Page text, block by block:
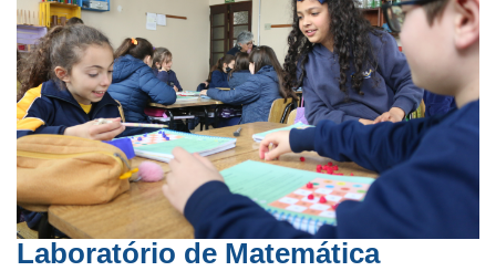
Laboratório de Matemática